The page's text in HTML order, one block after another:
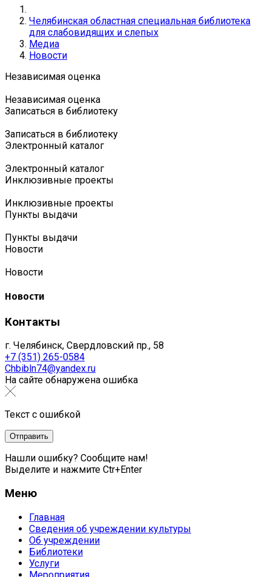
Челябинская областная специальная библиотека
для слабовидящих и слепых
Медиа
Новости
Независимая оценка
Независимая оценка
Записаться в библиотеку
Записаться в библиотеку
Электронный каталог
Электронный каталог
Инклюзивные проекты
Инклюзивные проекты
Пункты выдачи
Пункты выдачи
Новости
Новости
Новости
Контакты
г. Челябинск, Свердловский пр., 58
+7 (351) 265-0584
Chbibln74@yandex.ru
На сайте обнаружена ошибка
Текст с ошибкой
Нашли ошибку? Сообщите нам!
Выделите и нажмите Ctr+Enter
Меню
Главная
Сведения об учреждении культуры
Об учреждении
Библиотеки
Услуги
Мероприятия